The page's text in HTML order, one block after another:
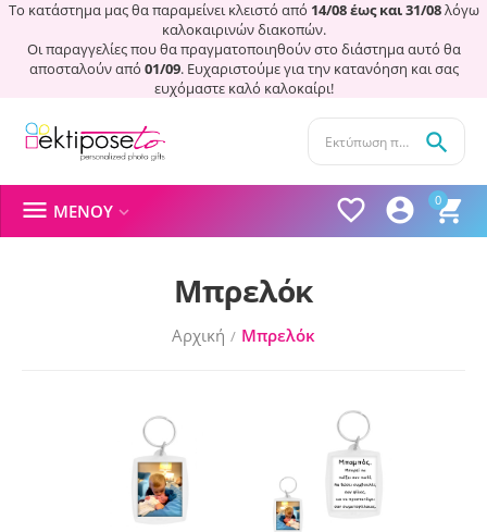
Το κατάστημα μας θα παραμείνει κλειστό από 14/08 έως και 31/08λόγω
καλοκαιρινών διακοπών.
Οι παραγγελίες που θα πραγματοποιηθούν στο διάστημα αυτό θα
αποσταλούν από 01/09. Ευχαριστούμε για την κατανόηση και σας
ευχόμαστε καλό καλοκαίρι!
0




 ΜΕΝΟΎ 
Μπρελόκ
Αρχική / Μπρελόκ